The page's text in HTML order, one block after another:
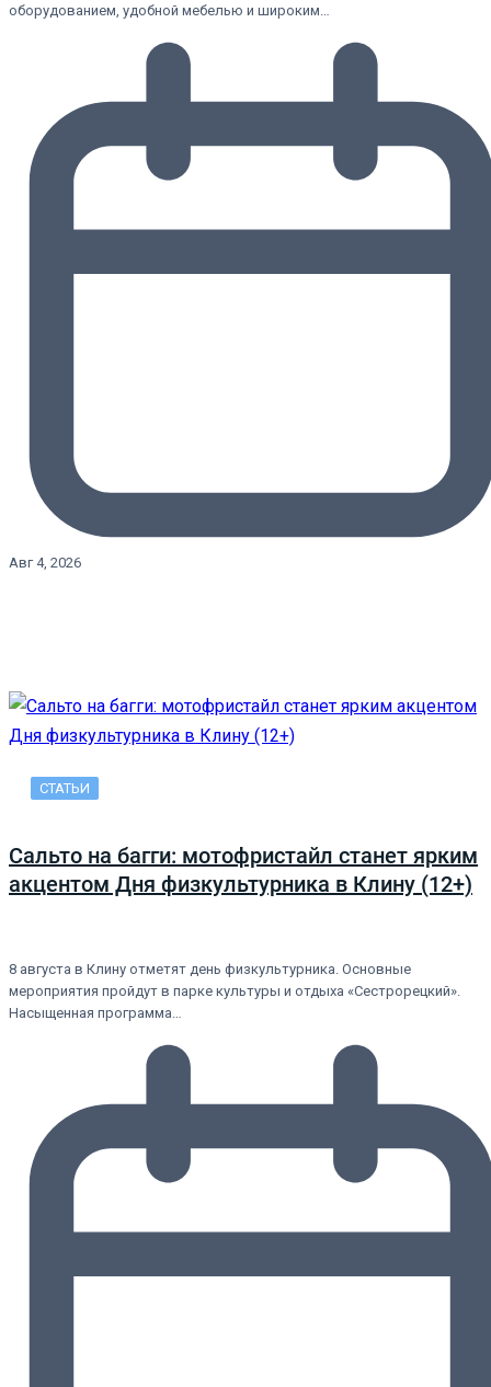
оборудованием, удобной мебелью и широким…
Авг 4, 2026
СТАТЬИ
Сальто на багги: мотофристайл станет ярким
акцентом Дня физкультурника в Клину (12+)
8 августа в Клину отметят день физкультурника. Основные
мероприятия пройдут в парке культуры и отдыха «Сестрорецкий».
Насыщенная программа…